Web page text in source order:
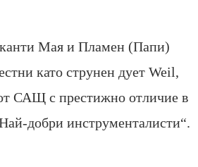
Мая и Пламен (Папи)
като струнен дует Weil,
САЩ с престижно отличие в
добри инструменталисти“.